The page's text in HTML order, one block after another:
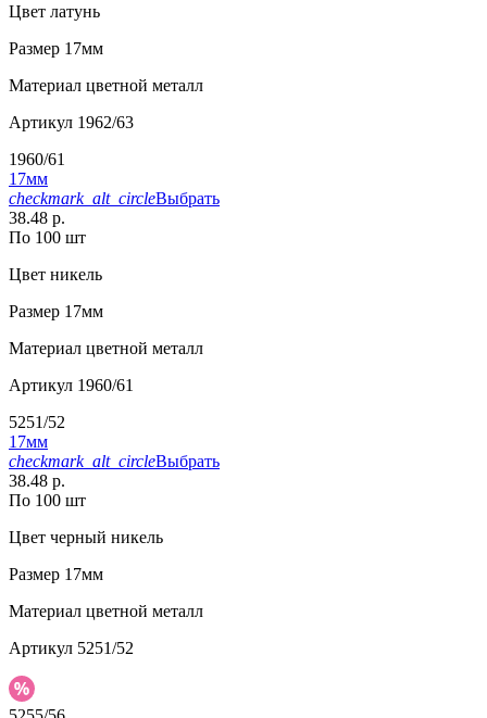
Цвет латунь
Размер 17мм
Материал цветной металл
Артикул 1962/63
1960/61
17мм
checkmark_alt_circleВыбрать
38.48 р.
По 100 шт
Цвет никель
Размер 17мм
Материал цветной металл
Артикул 1960/61
5251/52
17мм
checkmark_alt_circleВыбрать
38.48 р.
По 100 шт
Цвет черный никель
Размер 17мм
Материал цветной металл
Артикул 5251/52